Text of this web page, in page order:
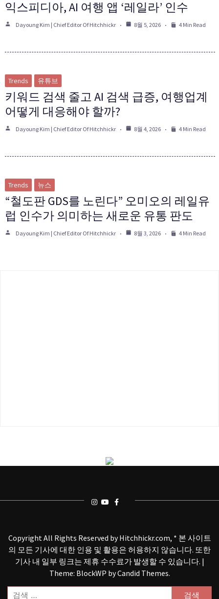
익스피디아, AI 여행 앱 ‘레일라’ 인수
Dayoung Kim | Chief Editor Of Hitchhickr 8월 5, 2026 4 Min Read
Trends 유튜브
키워드 검색 줄고 AI 검색 급증, 여행업계
어떻게 대응해야 할까?
Dayoung Kim | Chief Editor Of Hitchhickr 8월 4, 2026 4 Min Read
Trends 뉴스
“철도판 GDS를 노린다” 오미오의 레일유
럽 인수가 의미하는 새로운 유통 판도
Dayoung Kim | Chief Editor Of Hitchhickr 8월 3, 2026 4 Min Read
Copyright All Rights Reserved by Hitchhickr.com, * 본 사이트
의 모든 기사에 대한 인용 및 활용은 허용하지 않습니다. 또한
기사 내 일부 링크는 제휴 수수료가 발생할 수 있습니다. |
Theme: BlockWP byCandid Themes.
검